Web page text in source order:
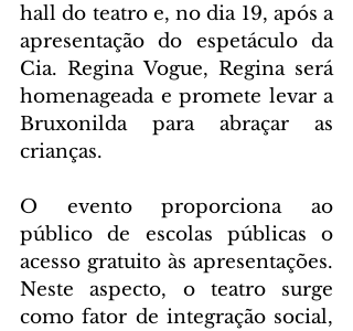
hall do teatro e, no dia 19, após a
apresentação do espetáculo da
Cia. Regina Vogue, Regina será
homenageada e promete levar a
Bruxonilda para abraçar as
crianças.
O evento proporciona ao
público de escolas públicas o
acesso gratuito às apresentações.
Neste aspecto, o teatro surge
como fator de integração social,